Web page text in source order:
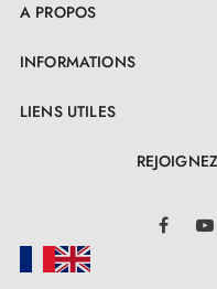
A PROPOS
INFORMATIONS
LIENS UTILES